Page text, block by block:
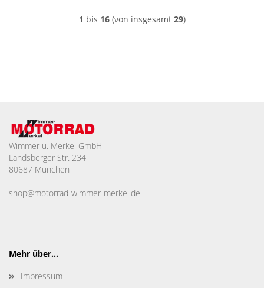
1 bis 16(von insgesamt 29)
Wimmer u. Merkel GmbH
Landsberger Str. 234
80687 München
shop@motorrad-wimmer-merkel.de
Mehr über...
Impressum